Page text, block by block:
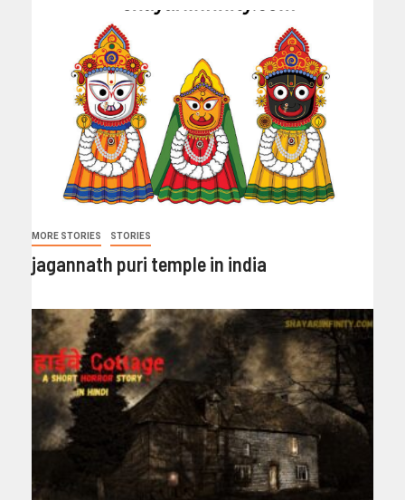
MORE STORIES STORIES
jagannath puri temple in india